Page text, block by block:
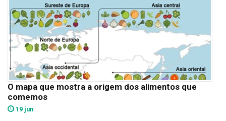
O mapa que mostra a origem dos alimentos que
comemos
19 jun